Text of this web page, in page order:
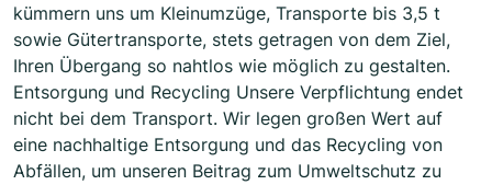
kümmern uns um Kleinumzüge, Transporte bis 3,5 t
sowie Gütertransporte, stets getragen von dem Ziel,
Ihren Übergang so nahtlos wie möglich zu gestalten.
Entsorgung und Recycling Unsere Verpflichtung endet
nicht bei dem Transport. Wir legen großen Wert auf
eine nachhaltige Entsorgung und das Recycling von
Abfällen, um unseren Beitrag zum Umweltschutz zu